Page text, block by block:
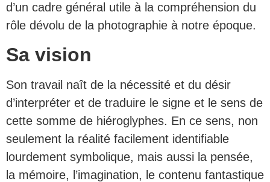
d’un cadre général utile à la compréhension du
rôle dévolu de la photographie à notre époque.
Sa vision
Son travail naît de la nécessité et du désir
d’interpréter et de traduire le signe et le sens de
cette somme de hiéroglyphes. En ce sens, non
seulement la réalité facilement identifiable
lourdement symbolique, mais aussi la pensée,
la mémoire, l’imagination, le contenu fantastique